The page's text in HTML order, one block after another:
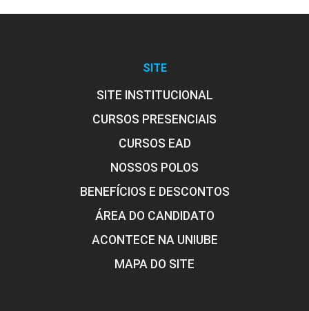
SITE
SITE INSTITUCIONAL
CURSOS PRESENCIAIS
CURSOS EAD
NOSSOS POLOS
BENEFÍCIOS E DESCONTOS
ÁREA DO CANDIDATO
ACONTECE NA UNIUBE
MAPA DO SITE